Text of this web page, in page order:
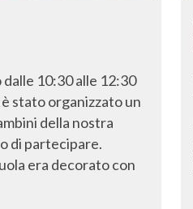
10:30 alle 12:30
stato organizzato un
della nostra
di partecipare.
era decorato con